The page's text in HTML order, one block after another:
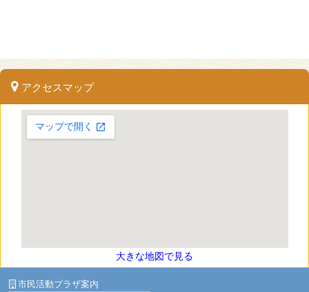
アクセスマップ
大きな地図で見る
市民活動プラザ案内